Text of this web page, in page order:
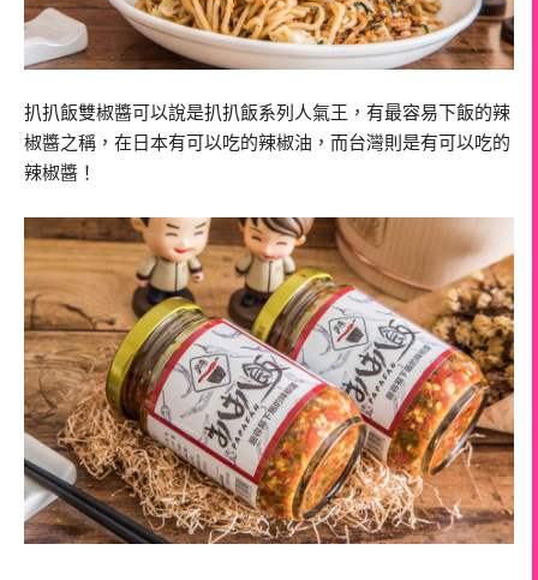
扒扒飯雙椒醬可以說是扒扒飯系列人氣王，有最容易下飯的辣
椒醬之稱，在日本有可以吃的辣椒油，而台灣則是有可以吃的
辣椒醬！